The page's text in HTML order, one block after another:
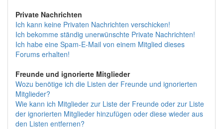
Private Nachrichten
Ich kann keine Privaten Nachrichten verschicken!
Ich bekomme ständig unerwünschte Private Nachrichten!
Ich habe eine Spam-E-Mail von einem Mitglied dieses
Forums erhalten!
Freunde und ignorierte Mitglieder
Wozu benötige ich die Listen der Freunde und ignorierten
Mitglieder?
Wie kann ich Mitglieder zur Liste der Freunde oder zur Liste
der ignorierten Mitglieder hinzufügen oder diese wieder aus
den Listen entfernen?